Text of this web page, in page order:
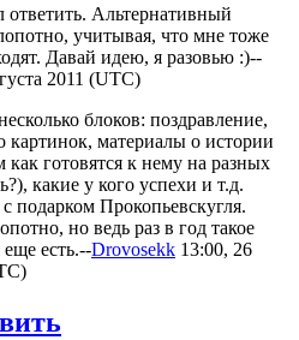
Альтернативный
учитывая, что мне тоже
Давай идею, я разовью :)--
2011 (UTC)
блоков: поздравление,
картинок, материалы о истории
как готовятся к нему на разных
какие у кого успехи и т.д.
с подарком Прокопьевскугля.
но ведь раз в год такое
есть.--Drovosekk 13:00, 26